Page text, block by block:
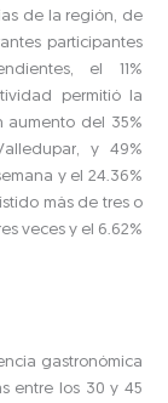
de la región, de
participantes
el 11%
permitió la
aumento del 35%
y 49%
y el 24.36%
más de tres o
veces y el 6.62%
gastronómica
entre los 30 y 45